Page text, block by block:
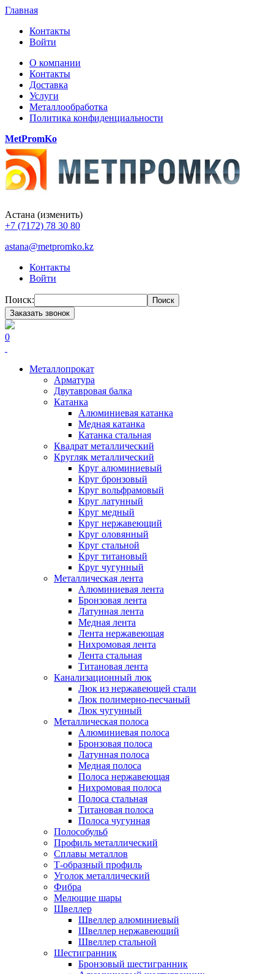
Главная
Контакты
Войти
О компании
Контакты
Доставка
Услуги
Металлообработка
Политика конфиденциальности
MetPromKo
Астана (изменить)
+7 (7172) 78 30 80
astana@metpromko.kz
Контакты
Войти
Поиск:
Поиск
Заказать звонок
0
Металлопрокат
Арматура
Двутавровая балка
Катанка
Алюминиевая катанка
Медная катанка
Катанка стальная
Квадрат металлический
Кругляк металлический
Круг алюминиевый
Круг бронзовый
Круг вольфрамовый
Круг латунный
Круг медный
Круг нержавеющий
Круг оловянный
Круг стальной
Круг титановый
Круг чугунный
Металлическая лента
Алюминиевая лента
Бронзовая лента
Латунная лента
Медная лента
Лента нержавеющая
Нихромовая лента
Лента стальная
Титановая лента
Канализационный люк
Люк из нержавеющей стали
Люк полимерно-песчаный
Люк чугунный
Металлическая полоса
Алюминиевая полоса
Бронзовая полоса
Латунная полоса
Медная полоса
Полоса нержавеющая
Нихромовая полоса
Полоса стальная
Титановая полоса
Полоса чугунная
Полособульб
Профиль металлический
Сплавы металлов
Т-образный профиль
Уголок металлический
Фибра
Мелющие шары
Швеллер
Швеллер алюминиевый
Швеллер нержавеющий
Швеллер стальной
Шестигранник
Бронзовый шестигранник